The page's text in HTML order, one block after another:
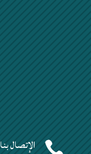
 الإتصال بنا